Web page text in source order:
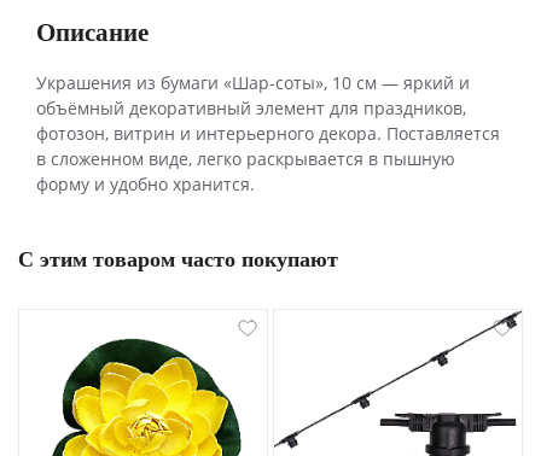
Описание
Украшения из бумаги «Шар-соты», 10 см — яркий и
объёмный декоративный элемент для праздников,
фотозон, витрин и интерьерного декора. Поставляется
в сложенном виде, легко раскрывается в пышную
форму и удобно хранится.
С этим товаром часто покупают